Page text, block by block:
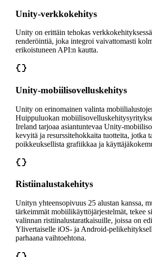
Unity-verkkokehitys
Unity on erittäin tehokas
renderöintiä, joka integroi vaivattomasti
erikoistuneen API:n kautta.
Unity-mobiilisovelluskehitys
Unity on erinomainen valinta
Huippuluokan
Ireland tarjoaa asiantuntevaa Unity-
kevyitä ja resurssitehokkaita tuotteita, jotka
poikkeuksellista grafiikkaa ja
Ristiinalustakehitys
Unityn yhteensopivuus 25 alustan kanssa,
tärkeimmät mobiilikäyttöjärjestelmät, tekee
valinnan ristiinalustaratkaisuille, joissa on
Ylivertaiselle iOS- ja Android-
parhaana vaihtoehtona.